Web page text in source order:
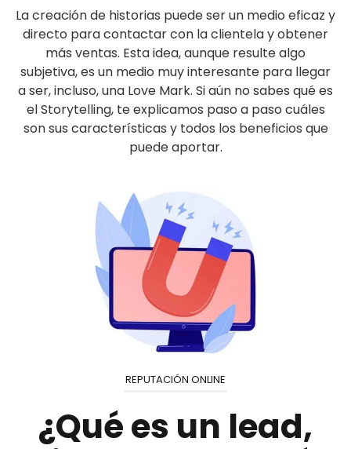
La creación de historias puede ser un medio eficaz y
directo para contactar con la clientela y obtener
más ventas. Esta idea, aunque resulte algo
subjetiva, es un medio muy interesante para llegar
a ser, incluso, una Love Mark. Si aún no sabes qué es
el Storytelling, te explicamos paso a paso cuáles
son sus características y todos los beneficios que
puede aportar.
REPUTACIÓN ONLINE
¿Qué es un lead,